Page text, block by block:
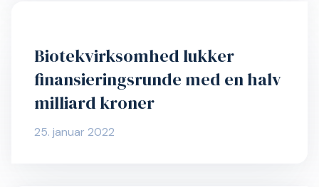
Biotekvirksomhed lukker
finansieringsrunde med en halv
milliard kroner
25. januar 2022